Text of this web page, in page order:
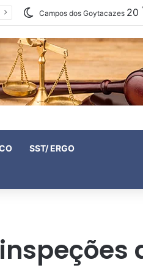
Campos dos Goytacazes 20
SST/ ERGO